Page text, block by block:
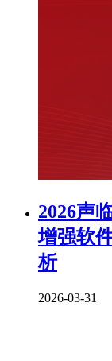
2026声
增强软
析
2026-03-31